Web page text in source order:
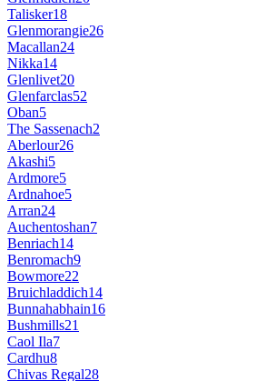
Talisker18
Glenmorangie26
Macallan24
Nikka14
Glenlivet20
Glenfarclas52
Oban5
The Sassenach2
Aberlour26
Akashi5
Ardmore5
Ardnahoe5
Arran24
Auchentoshan7
Benriach14
Benromach9
Bowmore22
Bruichladdich14
Bunnahabhain16
Bushmills21
Caol Ila7
Cardhu8
Chivas Regal28